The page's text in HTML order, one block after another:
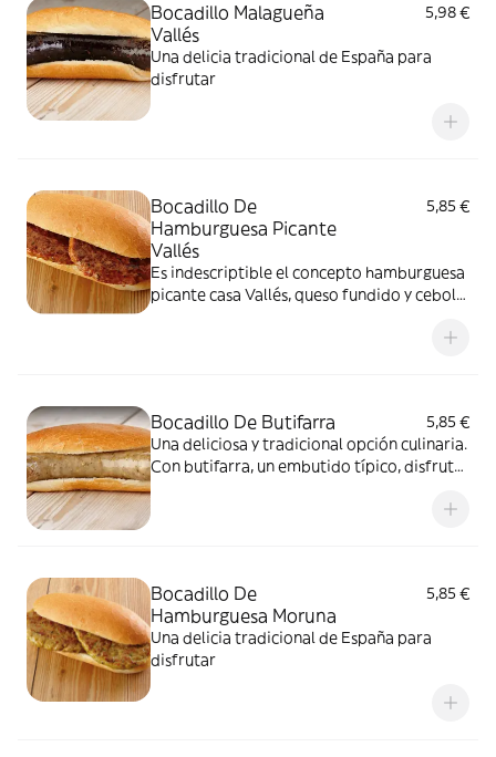
Bocadillo Malagueña
Vallés
5,98 €
Una delicia tradicional de España para
disfrutar
Bocadillo De
Hamburguesa Picante
Vallés
5,85 €
Es indescriptible el concepto hamburguesa
picante casa Vallés, queso fundido y cebolla
Bocadillo De Butifarra
5,85 €
Una deliciosa y tradicional opción culinaria.
Con butifarra, un embutido típico, disfruta
Bocadillo De
Hamburguesa Moruna
5,85 €
Una delicia tradicional de España para
disfrutar